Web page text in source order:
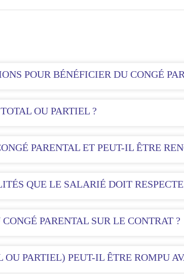
POUR BÉNÉFICIER DU CONGÉ
OU PARTIEL ?
PARENTAL ET PEUT-IL ÊTRE
QUE LE SALARIÉ DOIT
PARENTAL SUR LE CONTRAT ?
OU PARTIEL) PEUT-IL ÊTRE ROMPU